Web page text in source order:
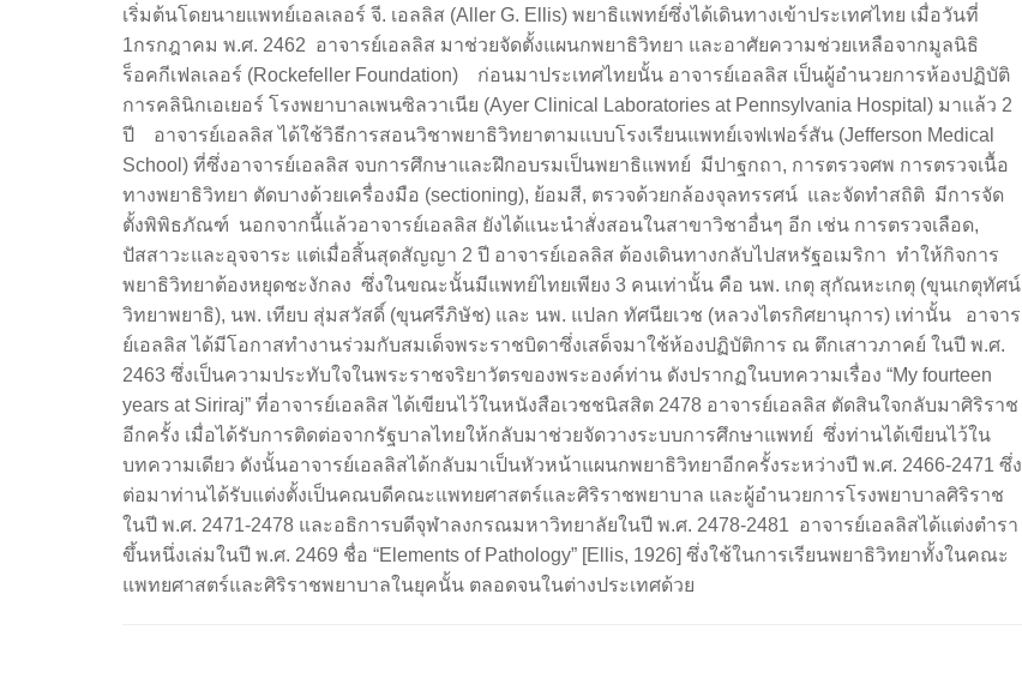
เริ่มต้นโดยนายแพทย์เอลเลอร์ จี. เอลลิส (Aller G. Ellis) พยาธิแพทย์ซึ่งได้เดินทางเข้าประเทศไทย เมื่อวันที่
1กรกฎาคม พ.ศ. 2462 อาจารย์เอลลิส มาช่วยจัดตั้งแผนกพยาธิวิทยา และอาศัยความช่วยเหลือจากมูลนิธิ
ร็อคกีเฟลเลอร์ (Rockefeller Foundation) ก่อนมาประเทศไทยนั้น อาจารย์เอลลิส เป็นผู้อำนวยการห้องปฏิบัติ
การคลินิกเอเยอร์ โรงพยาบาลเพนซิลวาเนีย (Ayer Clinical Laboratories at Pennsylvania Hospital) มาแล้ว 2
ปี อาจารย์เอลลิส ได้ใช้วิธีการสอนวิชาพยาธิวิทยาตามแบบโรงเรียนแพทย์เจฟเฟอร์สัน (Jefferson Medical
School) ที่ซึ่งอาจารย์เอลลิส จบการศึกษาและฝึกอบรมเป็นพยาธิแพทย์ มีปาฐกถา, การตรวจศพ การตรวจเนื้อ
ทางพยาธิวิทยา ตัดบางด้วยเครื่องมือ (sectioning), ย้อมสี, ตรวจด้วยกล้องจุลทรรศน์ และจัดทำสถิติ มีการจัด
ตั้งพิพิธภัณฑ์ นอกจากนี้แล้วอาจารย์เอลลิส ยังได้แนะนำสั่งสอนในสาขาวิชาอื่นๆ อีก เช่น การตรวจเลือด,
ปัสสาวะและอุจจาระ แต่เมื่อสิ้นสุดสัญญา 2 ปี อาจารย์เอลลิส ต้องเดินทางกลับไปสหรัฐอเมริกา ทำให้กิจการ
พยาธิวิทยาต้องหยุดชะงักลง ซึ่งในขณะนั้นมีแพทย์ไทยเพียง 3 คนเท่านั้น คือ นพ. เกตุ สุกัณหะเกตุ (ขุนเกตุทัศน์
วิทยาพยาธิ), นพ. เทียบ สุ่มสวัสดิ์ (ขุนศรีภิษัช) และ นพ. แปลก ทัศนียเวช (หลวงไตรกิศยานุการ) เท่านั้น อาจาร
ย์เอลลิส ได้มีโอกาสทำงานร่วมกับสมเด็จพระราชบิดาซึ่งเสด็จมาใช้ห้องปฏิบัติการ ณ ตึกเสาวภาคย์ ในปี พ.ศ.
2463 ซึ่งเป็นความประทับใจในพระราชจริยาวัตรของพระองค์ท่าน ดังปรากฏในบทความเรื่อง “My fourteen
years at Siriraj” ที่อาจารย์เอลลิส ได้เขียนไว้ในหนังสือเวชชนิสสิต 2478 อาจารย์เอลลิส ตัดสินใจกลับมาศิริราช
อีกครั้ง เมื่อได้รับการติดต่อจากรัฐบาลไทยให้กลับมาช่วยจัดวางระบบการศึกษาแพทย์ ซึ่งท่านได้เขียนไว้ใน
บทความเดียว ดังนั้นอาจารย์เอลลิสได้กลับมาเป็นหัวหน้าแผนกพยาธิวิทยาอีกครั้งระหว่างปี พ.ศ. 2466-2471 ซึ่ง
ต่อมาท่านได้รับแต่งตั้งเป็นคณบดีคณะแพทยศาสตร์และศิริราชพยาบาล และผู้อำนวยการโรงพยาบาลศิริราช
ในปี พ.ศ. 2471-2478 และอธิการบดีจุฬาลงกรณมหาวิทยาลัยในปี พ.ศ. 2478-2481 อาจารย์เอลลิสได้แต่งตำรา
ขึ้นหนึ่งเล่มในปี พ.ศ. 2469 ชื่อ “Elements of Pathology” [Ellis, 1926] ซึ่งใช้ในการเรียนพยาธิวิทยาทั้งในคณะ
แพทยศาสตร์และศิริราชพยาบาลในยุคนั้น ตลอดจนในต่างประเทศด้วย